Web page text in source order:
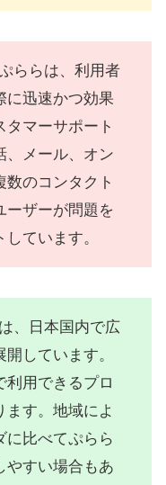
ららは、利用者
に迅速かつ効果
タマーサポート
、メール、オン
数のコンタクト
ーザーが問題を
ています。
、日本国内で広
しています。
利用できるプロ
す。地域によ
に比べてぷらら
やすい場合もあ